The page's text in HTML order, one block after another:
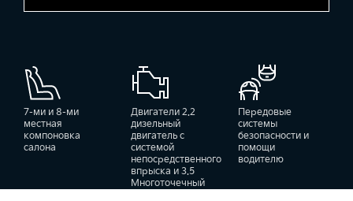
7-ми и 8-ми
местная
компоновка
салона
Двигатели 2.2
дизельный
двигатель с
системой
непосредственного
впрыска и 3.5
Многоточечный
Передовые
системы
безопасности и
помощи
водителю